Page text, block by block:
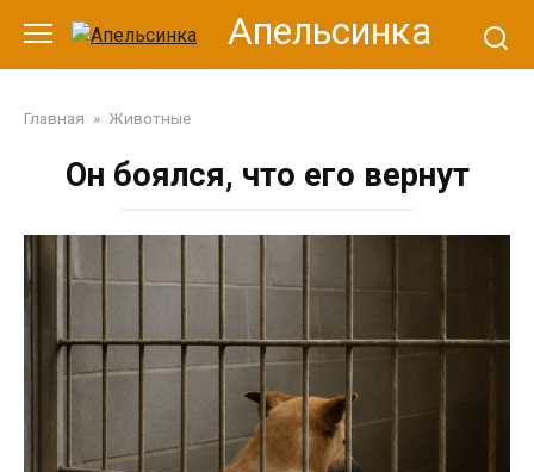
контенту
Апельсинка
Главная » Животные
Он боялся, что его вернут